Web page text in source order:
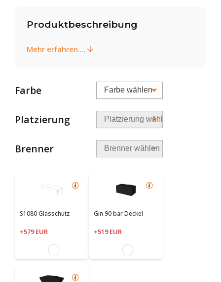
Produktbeschreibung
Mehr erfahren....
Farbe
Platzierung
Brenner
S1080 Glasschutz
+579 EUR
Gin 90 bar Deckel
+519 EUR